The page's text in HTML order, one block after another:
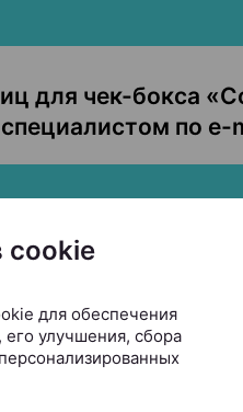
для чек-бокса
по e-
cookie
для обеспечения
его улучшения, сбора